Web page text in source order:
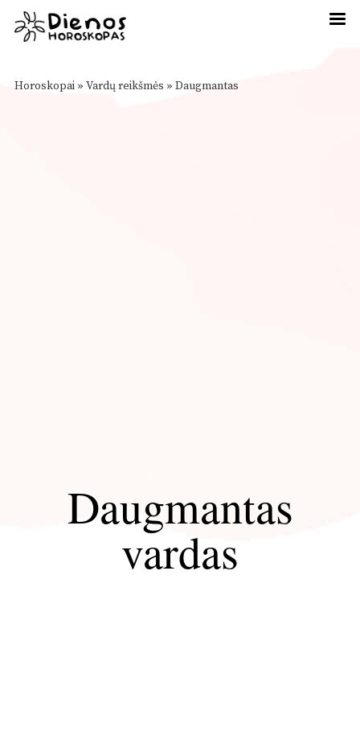
Horoskopai » Vardų reikšmės » Daugmantas
Daugmantas
vardas